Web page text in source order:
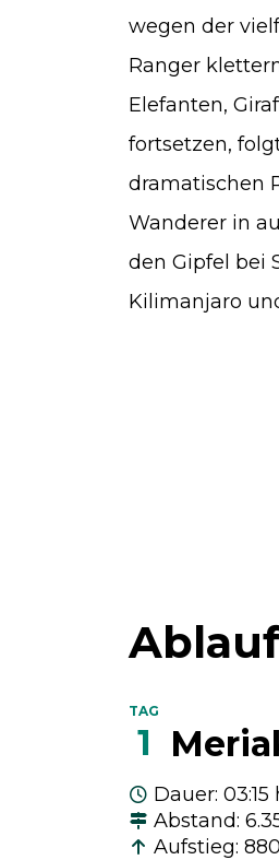
wegen der
Ranger
Elefanten,
fortsetzen,
dramatischen
Wanderer in
den Gipfel bei
Kilimanjaro
Ablauf
TAG
1
Dauer: 03:15
Abstand:
Aufstieg: